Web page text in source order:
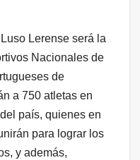
Lerense será la
Nacionales de
de
a 750 atletas en
país, quienes en
para lograr los
y además,